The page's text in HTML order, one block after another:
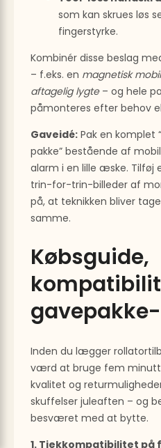
som kan skrues løs
fingerstyrke.
Kombinér disse beslag
– f.eks. en magnetisk
aftagelig lygte– og hele
påmonteres efter behov
Gaveidé: Pak en komplet
pakke” bestående af
alarm i en lille æske. Tilføj
trin-for-trin-billeder af
på, at teknikken bliver
samme.
Købsguide,
Inden du lægger
værd at bruge fem
kvalitet og
skuffelser juleaften – og
besværet med at bytte.
1. Tjekkompatibilitet på